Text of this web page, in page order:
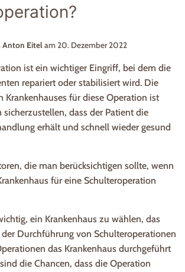
Anton Eitelam20. Dezember 2022
ist ein wichtiger Eingriff, bei dem die
repariert oder stabilisiert wird. Die
Krankenhauses für diese Operation ist
dass der Patient die
erhält und schnell wieder gesund
die man berücksichtigen sollte, wenn
für eine Schulteroperation
ein Krankenhaus zu wählen, das
Durchführung von Schulteroperationen
das Krankenhaus durchgeführt
die Chancen, dass die Operation